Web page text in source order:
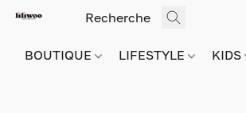
BOUTIQUE LIFESTYLE KIDS